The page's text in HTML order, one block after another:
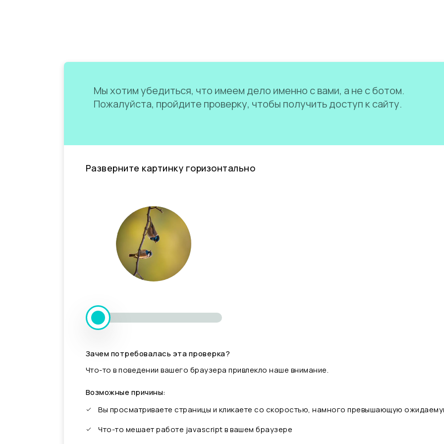
Мы хотим убедиться, что имеем дело именно с вами, а не с ботом.
Пожалуйста, пройдите проверку, чтобы получить доступ к сайту.
Разверните картинку горизонтально
Зачем потребовалась эта проверка?
Что-то в поведении вашего браузера привлекло наше внимание.
Возможные причины:
Вы просматриваете страницы и кликаете со скоростью, намного превышающую
Что-то мешает работе javascript в вашем браузере